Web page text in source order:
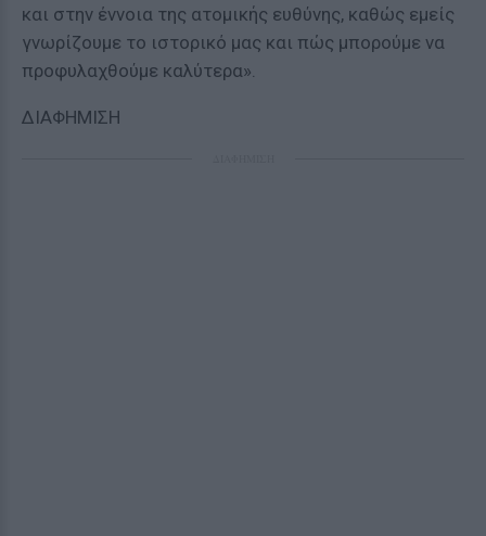
και στην έννοια της ατομικής ευθύνης, καθώς εμείς
γνωρίζουμε το ιστορικό μας και πώς μπορούμε να
προφυλαχθούμε καλύτερα».
ΔΙΑΦΗΜΙΣΗ